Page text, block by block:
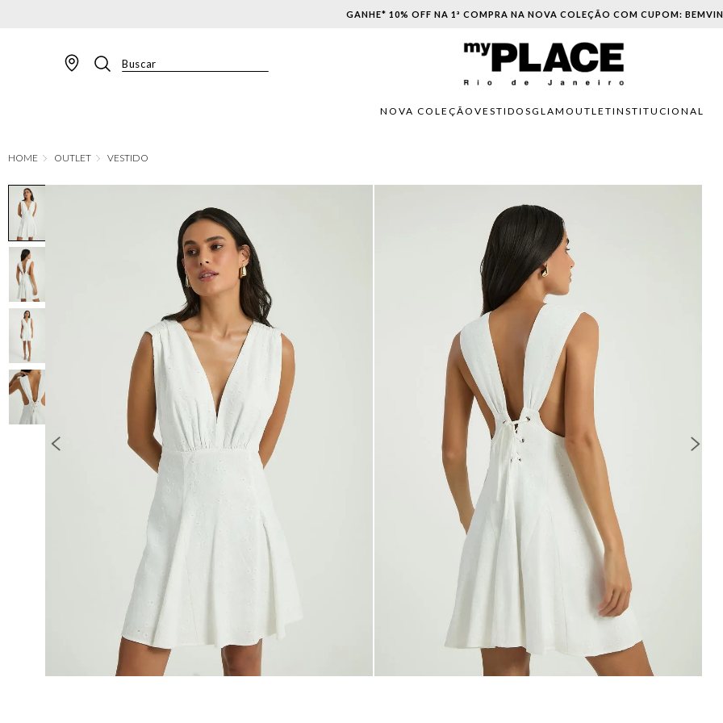
PARCELAMENTO EM ATÉ 6X SEM JUROS. APROVEITE!
Buscar
COLETE
CALÇA JEANS
NOVA COLEÇÃO VESTIDOSGLAM OUTLETINSTITUCIONAL
OUTLET VESTIDO